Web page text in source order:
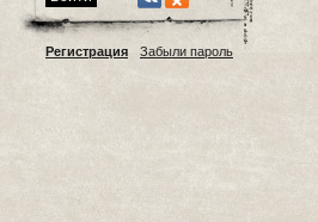
Регистрация Забыли пароль